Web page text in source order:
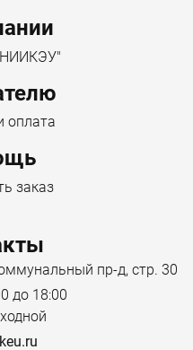
оплата
заказ
пр-д, стр. 30
до 18:00